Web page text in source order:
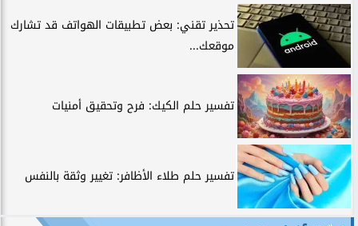
تحذير تقني: بعض تطبيقات الهواتف قد تشارك
موقعك...
تفسير حلم الكيك: فرح وتحقيق أمنيات
تفسير حلم طلاء الأظافر: تغيير وثقة بالنفس